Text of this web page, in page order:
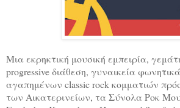
Μια εκρηκτική μουσική εμπειρία,
progressive διάθεση, γυναικεία
αγαπημένων classic rock κομματιών
των Αικατερινείων, τα Σύνολα Ροκ